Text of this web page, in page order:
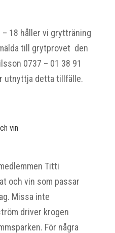
18 håller vi grytträning
till grytprovet den
0737 – 01 38 91
utnyttja detta tillfälle.
vin
Titti
och vin som passar
Missa inte
driver krogen
För några